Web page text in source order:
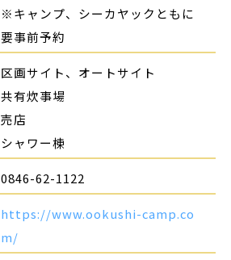
※キャンプ、シーカヤックともに
要事前予約
区画サイト、オートサイト
共有炊事場
売店
シャワー棟
0846-62-1122
https://www.ookushi-camp.co
m/